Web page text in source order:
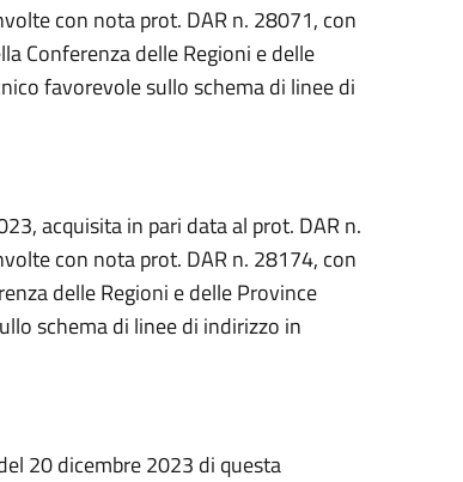
con nota prot. DAR n. 28071, con
Conferenza delle Regioni e delle
favorevole sullo schema di linee di
acquisita in pari data al prot. DAR n.
con nota prot. DAR n. 28174, con
delle Regioni e delle Province
schema di linee di indirizzo in
20 dicembre 2023 di questa